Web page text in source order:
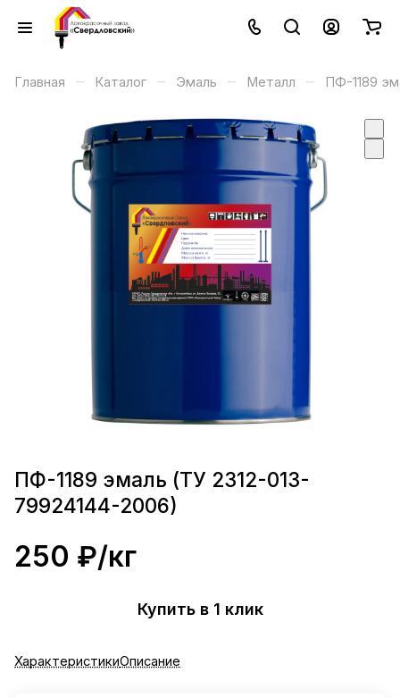
Главная – Каталог – Эмаль – Металл – ПФ-1189
ПФ-1189 эмаль (ТУ 2312-013-
79924144-2006)
250 ₽/кг
Купить в 1 клик
ХарактеристикиОписание